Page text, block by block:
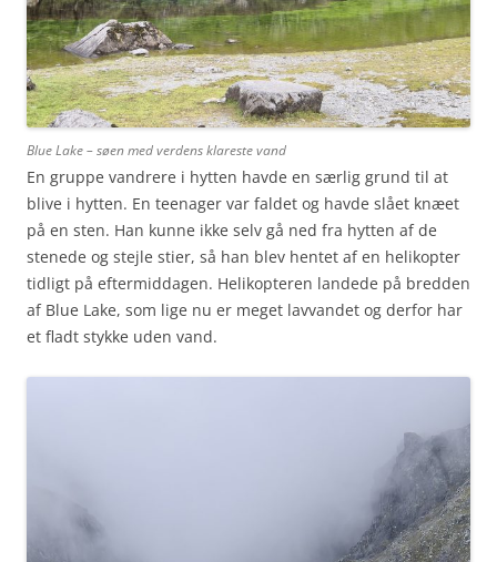
Blue Lake – søen med verdens klareste vand
En gruppe vandrere i hytten havde en særlig grund til at
blive i hytten. En teenager var faldet og havde slået knæet
på en sten. Han kunne ikke selv gå ned fra hytten af de
stenede og stejle stier, så han blev hentet af en helikopter
tidligt på eftermiddagen. Helikopteren landede på bredden
af Blue Lake, som lige nu er meget lavvandet og derfor har
et fladt stykke uden vand.